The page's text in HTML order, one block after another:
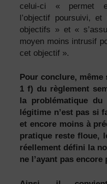
celui-ci « permet
l’objectif poursuivi,
objectifs » et «
moyen moins intrusif
cet objectif ».
Pour conclure, même
1 f) du règlement
la problématique du
légitime n’est pas si
et encore moins à
pratique reste floue,
réellement défini la
ne l’ayant pas